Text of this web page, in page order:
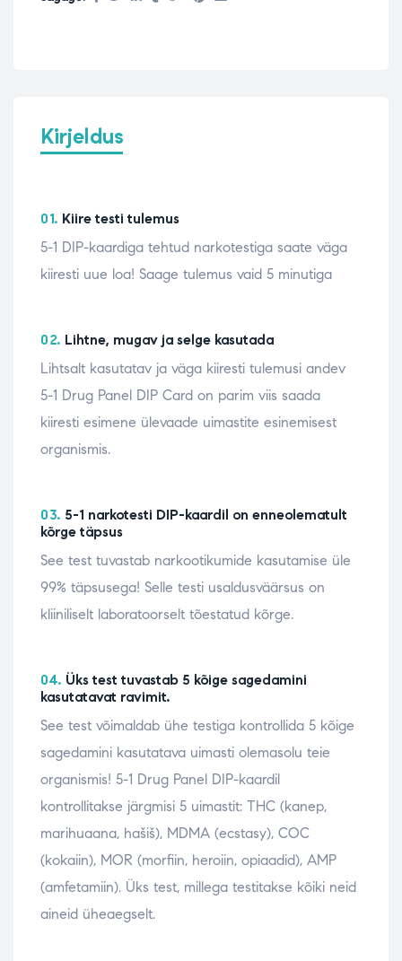
Kirjeldus
01. Kiire testi tulemus
5-1 DIP-kaardiga tehtud narkotestiga saate väga
kiiresti uue loa! Saage tulemus vaid 5 minutiga
02. Lihtne, mugav ja selge kasutada
Lihtsalt kasutatav ja väga kiiresti tulemusi andev
5-1 Drug Panel DIP Card on parim viis saada
kiiresti esimene ülevaade uimastite esinemisest
organismis.
03. 5-1 narkotesti DIP-kaardil on enneolematult
kõrge täpsus
See test tuvastab narkootikumide kasutamise üle
99% täpsusega! Selle testi usaldusväärsus on
kliiniliselt laboratoorselt tõestatud kõrge.
04. Üks test tuvastab 5 kõige sagedamini
kasutatavat ravimit.
See test võimaldab ühe testiga kontrollida 5 kõige
sagedamini kasutatava uimasti olemasolu teie
organismis! 5-1 Drug Panel DIP-kaardil
kontrollitakse järgmisi 5 uimastit: THC (kanep,
marihuaana, hašiš), MDMA (ecstasy), COC
(kokaiin), MOR (morfiin, heroiin, opiaadid), AMP
(amfetamiin). Üks test, millega testitakse kõiki neid
aineid üheaegselt.